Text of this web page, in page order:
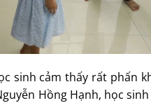
sinh cảm thấy rất phấn
Hồng Hạnh, học